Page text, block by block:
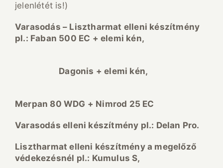
jelenlétét is!)
Varasodás – Lisztharmat elleni készítmény
pl.: Faban 500 EC + elemi kén,
Dagonis + elemi kén,
Merpan 80 WDG + Nimrod 25 EC
Varasodás elleni készítmény pl.: Delan Pro.
Lisztharmat elleni készítmény a megelőző
védekezésnél pl.: Kumulus S,